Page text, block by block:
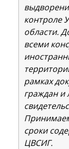
контроле
области.
всеми
рамках
граждан и
сроки
ЦВСИГ.